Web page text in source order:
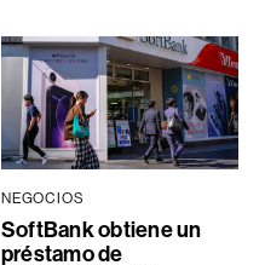
NEGOCIOS
SoftBank obtiene un
préstamo de